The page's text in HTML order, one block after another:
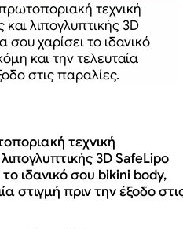
τεχνική
λιπογλυπτικής 3D
σου χαρίσει το ιδανικό
και την τελευταία
στις παραλίες.
τεχνική
3D SafeLipo
ιδανικό σου bikini body,
στιγμή πριν την έξοδο